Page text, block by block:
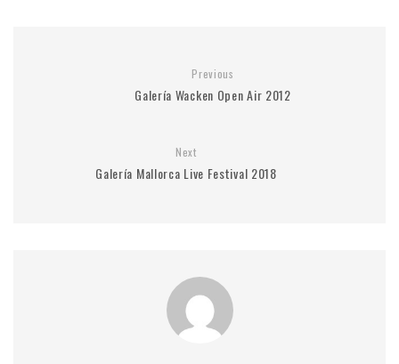
Previous
Galería Wacken Open Air 2012
Next
Galería Mallorca Live Festival 2018